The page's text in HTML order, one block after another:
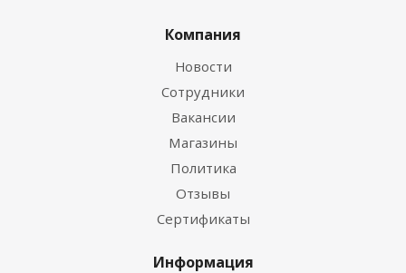
Компания
Новости
Сотрудники
Вакансии
Магазины
Политика
Отзывы
Сертификаты
Информация